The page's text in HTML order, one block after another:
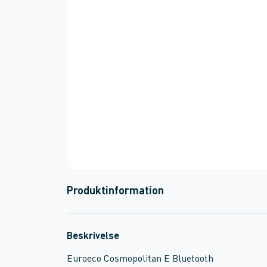
Produktinformation
Beskrivelse
Euroeco Cosmopolitan E Bluetooth